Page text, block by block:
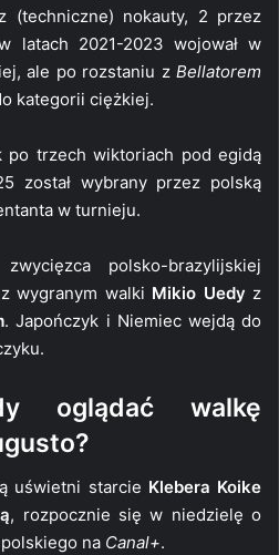
(techniczne) nokauty, 2 przez
latach 2021-2023 wojował w
ale po rozstaniu z Bellatorem
kategorii ciężkiej.
po trzech wiktoriach pod egidą
został wybrany przez polską
w turnieju.
polsko-brazylijskiej
wygranym walki Mikio Uedy z
. Japończyk i Niemiec wejdą do
oglądać walkę
uświetni starcie Klebera Koike
, rozpocznie się w niedzielę o
na Canal+.